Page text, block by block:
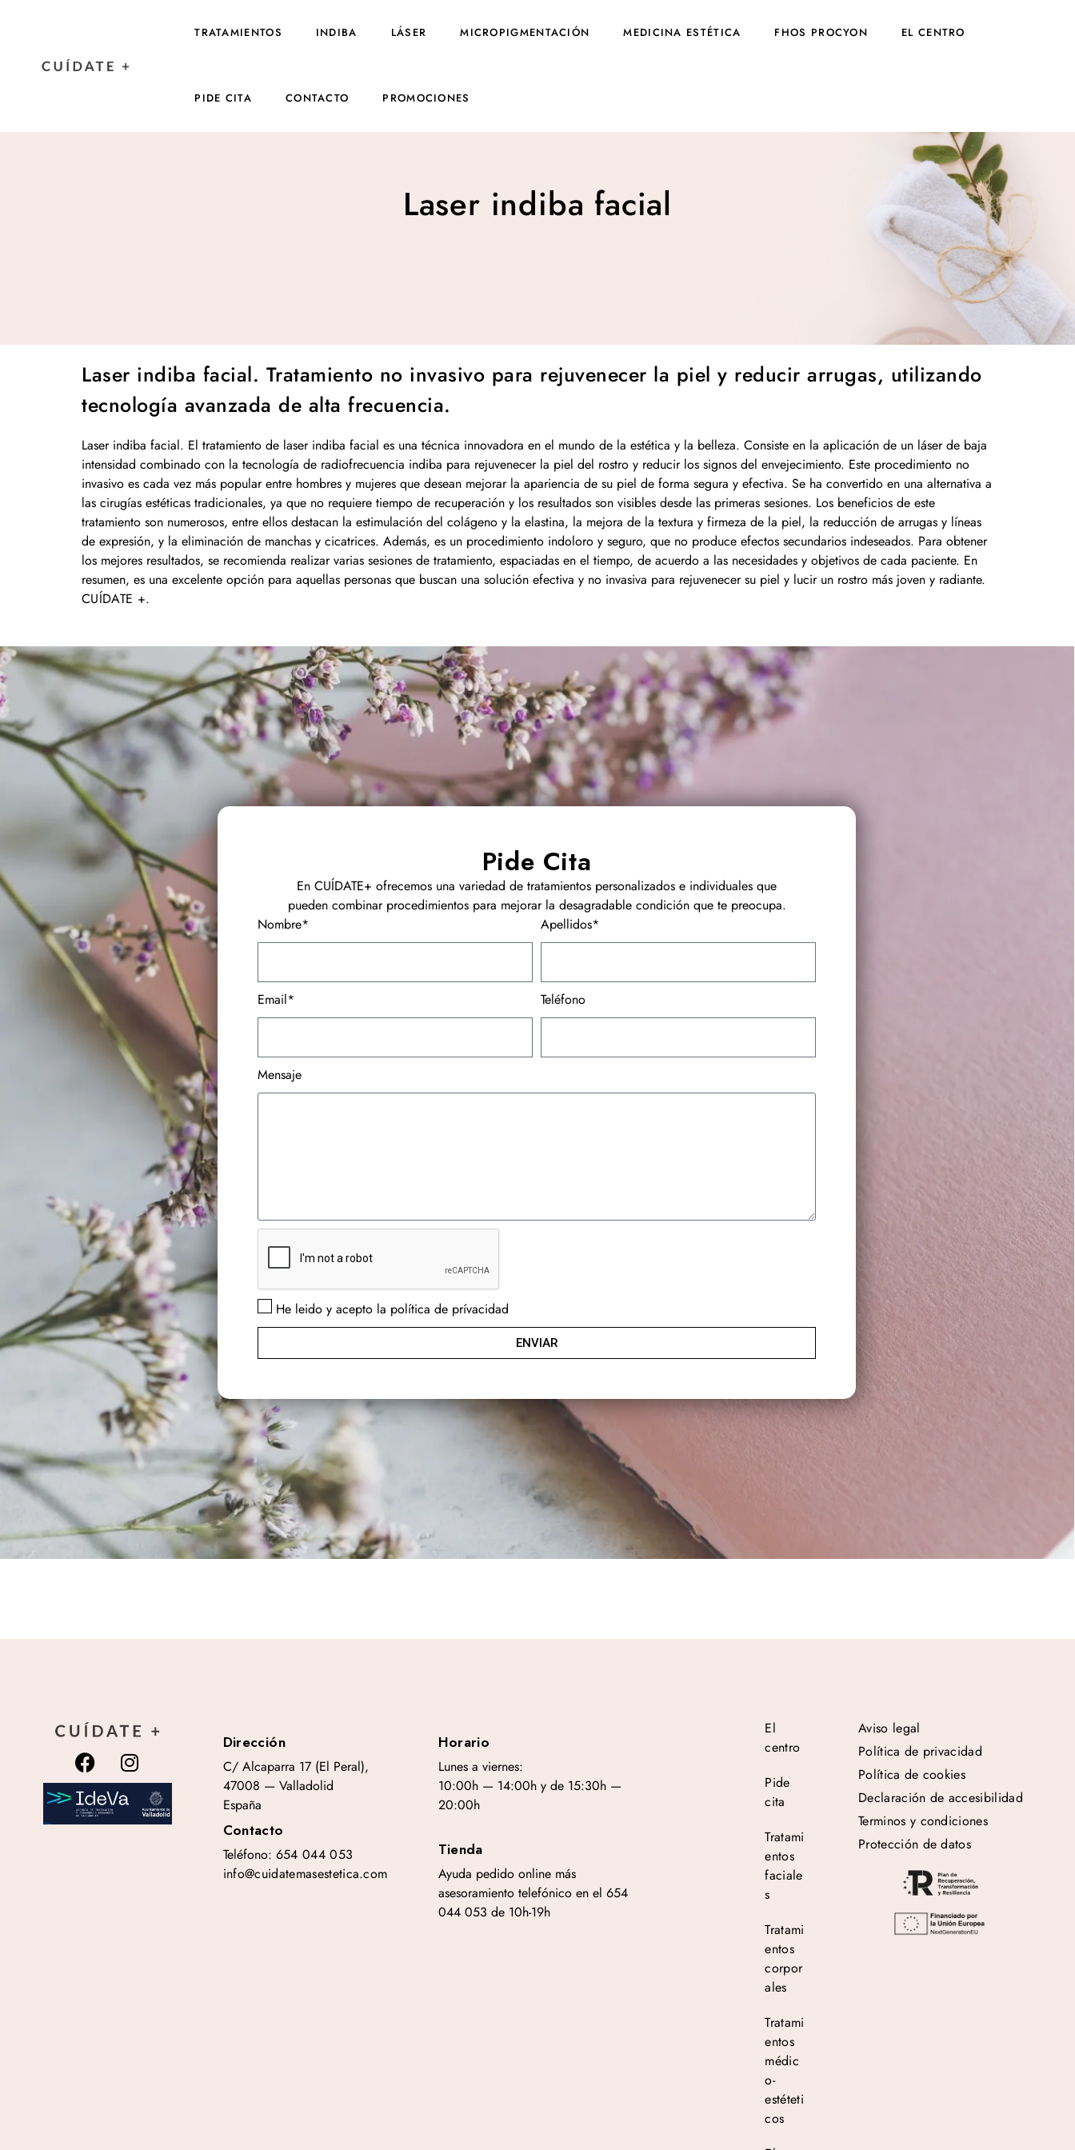
TRATAMIENTOS INDIBA LÁSER MICROPIGMENTACIÓN MEDICINA ESTÉTICA FHOS PROCYON EL CENTRO
PIDE CITA CONTACTO PROMOCIONES
Laser indiba facial
Laser indiba facial
Laser indiba facial. Tratamiento no invasivo para rejuvenecer la piel y reducir arrugas, utilizando
tecnología avanzada de alta frecuencia.
Laser indiba facial. El tratamiento de laser indiba facial es una técnica innovadora en el mundo de la estética y la belleza. Consiste en la aplicación de un láser de baja
intensidad combinado con la tecnología de radiofrecuencia indiba para rejuvenecer la piel del rostro y reducir los signos del envejecimiento. Este procedimiento no
invasivo es cada vez más popular entre hombres y mujeres que desean mejorar la apariencia de su piel de forma segura y efectiva. Se ha convertido en una alternativa a
las cirugías estéticas tradicionales, ya que no requiere tiempo de recuperación y los resultados son visibles desde las primeras sesiones. Los beneficios de este
tratamiento son numerosos, entre ellos destacan la estimulación del colágeno y la elastina, la mejora de la textura y firmeza de la piel, la reducción de arrugas y líneas
de expresión, y la eliminación de manchas y cicatrices. Además, es un procedimiento indoloro y seguro, que no produce efectos secundarios indeseados. Para obtener
los mejores resultados, se recomienda realizar varias sesiones de tratamiento, espaciadas en el tiempo, de acuerdo a las necesidades y objetivos de cada paciente. En
resumen, es una excelente opción para aquellas personas que buscan una solución efectiva y no invasiva para rejuvenecer su piel y lucir un rostro más joven y radiante.
CUÍDATE +.
Pide Cita
En CUÍDATE+ ofrecemos una variedad de tratamientos personalizados e individuales que
pueden combinar procedimientos para mejorar la desagradable condición que te preocupa.
Nombre*
Apellidos*
Email* Teléfono
Mensaje
He leido y acepto la política de prívacidad
ENVIAR
Dirección
C/ Alcaparra 17 (El Peral),
47008 — Valladolid
España
Contacto
Teléfono: 654 044 053
info@cuidatemasestetica.com
Horario
Lunes a viernes:
10:00h — 14:00h y de 15:30h —
20:00h
Tienda
Ayuda pedido online más
asesoramiento telefónico en el 654
044 053 de 10h-19h
El
centro
Pide
cita
Tratami
entos
faciale
s
Tratami
entos
corpor
ales
Tratami
entos
médic
o-
estéteti
cos
Aviso legal
Política de privacidad
Política de cookies
Declaración de accesibilidad
Terminos y condiciones
Protección de datos